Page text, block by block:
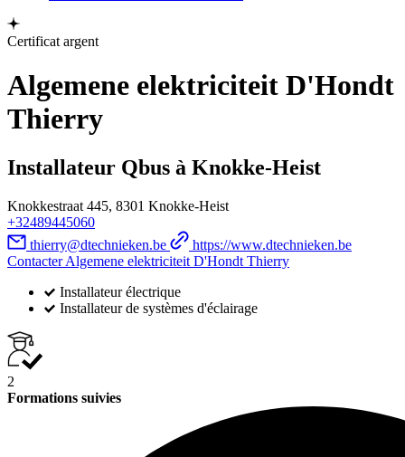
Certificat argent
Algemene elektriciteit D'Hondt
Thierry
Installateur Qbus à Knokke-Heist
Knokkestraat 445, 8301 Knokke-Heist
+32489445060
thierry@dtechnieken.be
https://www.dtechnieken.be
Contacter Algemene elektriciteit D'Hondt Thierry
Installateur électrique
Installateur de systèmes d'éclairage
2
Formations suivies